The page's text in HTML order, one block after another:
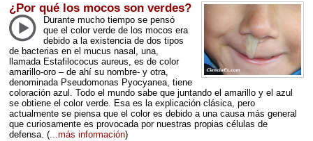
¿Por qué los mocos son verdes?
Durante mucho tiempo se pensó
que el color verde de los mocos era
debido a la existencia de dos tipos
de bacterias en el mucus nasal, una,
llamada Estafilococus aureus, es de color
amarillo-oro – de ahí su nombre- y otra,
denominada Pseudomonas Pyocyanea, tiene
coloración azul. Todo el mundo sabe que juntando el amarillo y el azul
se obtiene el color verde. Esa es la explicación clásica, pero
actualmente se piensa que el color es debido a una causa más general
que curiosamente es provocada por nuestras propias células de
defensa. (...más información)